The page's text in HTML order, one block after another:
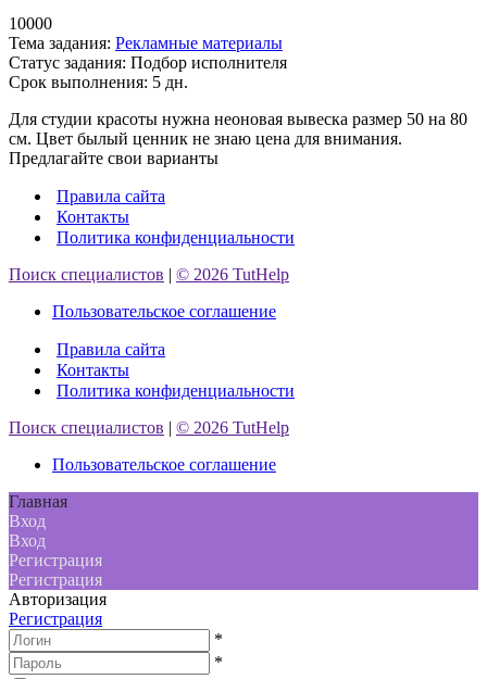
10000
Тема задания: Рекламные материалы
Статус задания: Подбор исполнителя
Срок выполнения: 5 дн.
Для студии красоты нужна неоновая вывеска размер 50 на 80
см. Цвет былый ценник не знаю цена для внимания.
Предлагайте свои варианты
Правила сайта
Контакты
Политика конфиденциальности
Поиск специалистов | © 2026 TutHelp
Пользовательское соглашение
Правила сайта
Контакты
Политика конфиденциальности
Поиск специалистов | © 2026 TutHelp
Пользовательское соглашение
Главная
Вход
Вход
Регистрация
Регистрация
Авторизация
Регистрация
*
*